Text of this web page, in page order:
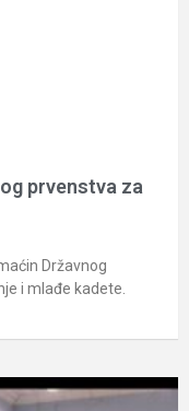
prvenstva za
Državnog
i mlađe kadete.